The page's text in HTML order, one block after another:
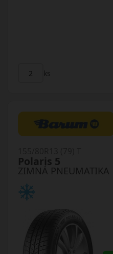
ks
ZIMNÁ PNEUMATIKA
Polaris 5